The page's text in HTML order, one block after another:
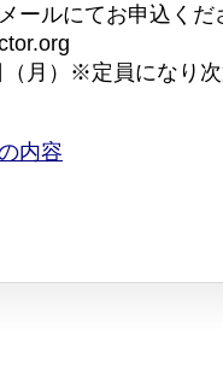
にてお申込くだ
月）※定員になり
内容